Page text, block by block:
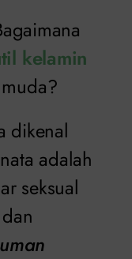
kelamin
dikenal
adalah
seksual